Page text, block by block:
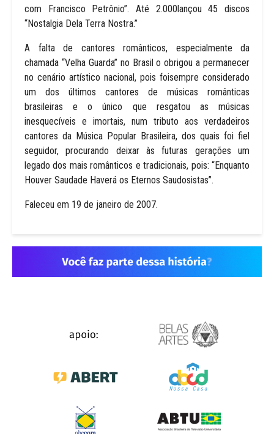
com Francisco Petrônio”. Até 2.000lançou 45 discos
“Nostalgia Dela Terra Nostra.”
A falta de cantores românticos, especialmente da
chamada “Velha Guarda” no Brasil o obrigou a permanecer
no cenário artístico nacional, pois foisempre considerado
um dos últimos cantores de músicas românticas
brasileiras e o único que resgatou as músicas
inesquecíveis e imortais, num tributo aos verdadeiros
cantores da Música Popular Brasileira, dos quais foi fiel
seguidor, procurando deixar às futuras gerações um
legado dos mais românticos e tradicionais, pois: “Enquanto
Houver Saudade Haverá os Eternos Saudosistas”.
Faleceu em 19 de janeiro de 2007.